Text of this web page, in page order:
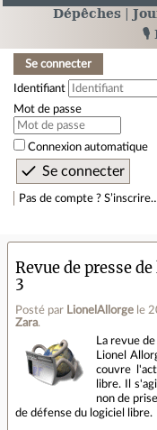
Dépêches
🎙️
Se connecter
Identifiant
Mot de passe
Connexion automatique
Pas de compte ?
Revue de presse
3
Posté par LionelAllorge le
Zara.
La revue
Lionel
couvre
libre. Il
non de
de défense du logiciel libre.